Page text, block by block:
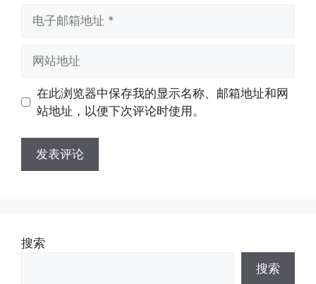
址
址
在此浏览器中保存我的显示名称、邮箱地址和网
站地址，以便下次评论时使用。
搜索
搜索